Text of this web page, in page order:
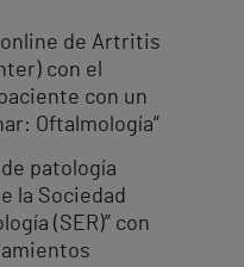
de Artritis
con el
con un
Oftalmología”
patología
la Sociedad
(SER)” con